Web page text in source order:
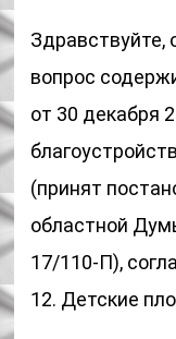
Здравствуйте,
вопрос
от 30 декабря
(принят
областной
17/110-П),
12. Детские